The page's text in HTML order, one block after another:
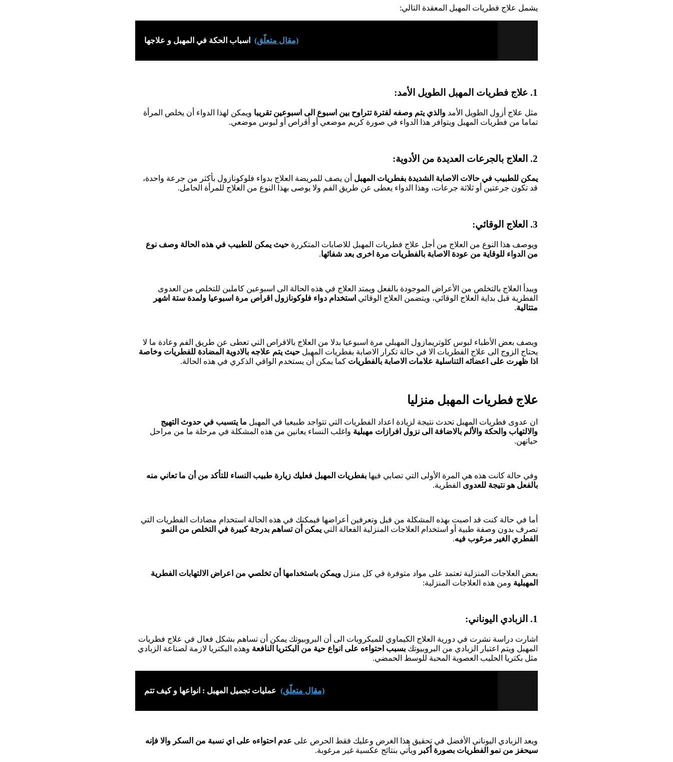
يشمل علاج فطريات المهبل المعقدة التالي:
(مقال متعلّق) اسباب الحكة في المهبل و علاجها
1. علاج فطريات المهبل الطويل الأمد:
مثل علاج أزول الطويل الأمد والذي يتم وصفه لفترة تتراوح بين اسبوع الى اسبوعين تقريبا ويمكن لهذا الدواء أن يخلص المرأة
تماما من فطريات المهبل ويتوافر هذا الدواء في صورة كريم موضعي أو أقراص أو لبوس موضعي.
2. العلاج بالجرعات العديدة من الأدوية:
يمكن للطبيب في حالات الاصابة الشديدة بفطريات المهبل أن يصف للمريضة العلاج بدواء فلوكونازول بأكثر من جرعة واحدة،
قد تكون جرعتين أو ثلاثة جرعات، وهذا الدواء يعطى عن طريق الفم ولا يوصى بهذا النوع من العلاج للمرأة الحامل.
3. العلاج الوقائي:
ويوصف هذا النوع من العلاج من أجل علاج فطريات المهبل للاصابات المتكررة حيث يمكن للطبيب في هذه الحالة وصف نوع
من الدواء للوقاية من عودة الاصابة بالفطريات مرة اخرى بعد شفائها.
ويبدأ العلاج بالتخلص من الأعراض الموجودة بالفعل ويمتد العلاج في هذه الحالة الى اسبوعين كاملين للتخلص من العدوى
الفطرية قبل بداية العلاج الوقائي، ويتضمن العلاج الوقائي استخدام دواء فلوكونازول اقراص مرة اسبوعيا ولمدة ستة اشهر
متتالية.
ويصف بعض الأطباء لبوس كلوتريمازول المهبلي مرة اسبوعيا بدلا من العلاج بالاقراص التي تعطى عن طريق الفم وعادة ما لا
يحتاج الزوج الى علاج الفطريات الا في حالة تكرار الاصابة بفطريات المهبل حيث يتم علاجه بالادوية المضادة للفطريات وخاصة
اذا ظهرت على اعضائه التناسلية علامات الاصابة بالفطريات كما يمكن أن يستخدم الواقي الذكري في هذه الحالة.
علاج فطريات المهبل منزليا
ان عدوى فطريات المهبل تحدث نتيجة لزيادة اعداد الفطريات التي تتواجد طبيعيا في المهبل ما يتسبب في حدوث التهيج
والالتهاب والحكة والألم بالاضافة الى نزول افرازات مهبلية واغلب النساء يعانين من هذه المشكلة في مرحلة ما من مراحل
حياتهن.
وفي حالة كانت هذه هي المرة الأولى التي تصابي فيها بفطريات المهبل فعليك زيارة طبيب النساء للتأكد من أن ما تعاني منه
بالفعل هو نتيجة للعدوى الفطرية.
أما في حالة كنت قد اصبت بهذه المشكلة من قبل وتعرفين أعراضها فيمكنك في هذه الحالة استخدام مضادات الفطريات التي
تصرف بدون وصفة طبية أو استخدام العلاجات المنزلية الفعالة التي يمكن أن تساهم بدرجة كبيرة في التخلص من النمو
الفطري الغير مرغوب فيه.
بعض العلاجات المنزلية تعتمد على مواد متوفرة في كل منزل ويمكن باستخدامها أن تخلصي من اعراض الالتهابات الفطرية
المهبلية ومن هذه العلاجات المنزلية:
1. الزبادي اليوناني:
اشارت دراسة نشرت في دورية العلاج الكيماوي للميكروبات الى أن البروبيوتك يمكن أن تساهم بشكل فعال في علاج فطريات
المهبل ويتم اعتبار الزبادي من البروبيوتك بسبب احتواءه على انواع حية من البكتريا النافعة وهذه البكتريا لازمة لصناعة الزبادي
مثل بكتريا الحليب العصوية المحبة للوسط الحمضي.
(مقال متعلّق) عمليات تجميل المهبل : انواعها و كيف تتم
ويعد الزبادي اليوناني الأفضل في تحقيق هذا الغرض وعليك فقط الحرص على عدم احتواءه على اي نسبة من السكر والا فإنه
سيحفز من نمو الفطريات بصورة أكبر ويأتي بنتائج عكسية غير مرغوبة.